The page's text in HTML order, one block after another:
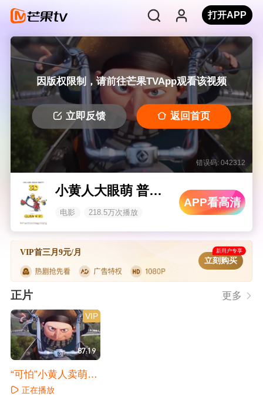
打开APP
因版权限制，请前往芒果TVApp观看该视频
立即反馈 返回首页
错误码: 042312
小黄人大眼萌 普通话版
电影 218.5万次播放
APP看高清
VIP首三月9元/月 新用户专享
立刻购买
正片 更多
87:19
VIP
“可怕”小黄人卖萌上
线 正在播放